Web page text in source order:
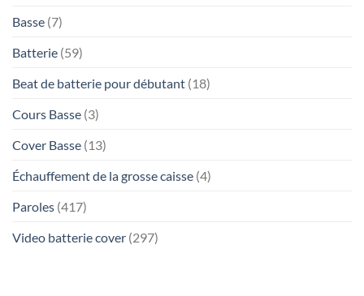
Basse (7)
Batterie (59)
Beat de batterie pour débutant (18)
Cours Basse (3)
Cover Basse (13)
Échauffement de la grosse caisse (4)
Paroles (417)
Video batterie cover (297)